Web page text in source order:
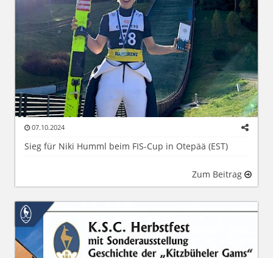
07.10.2024
Sieg für Niki Humml beim FIS-Cup in Otepää (EST)
Zum Beitrag